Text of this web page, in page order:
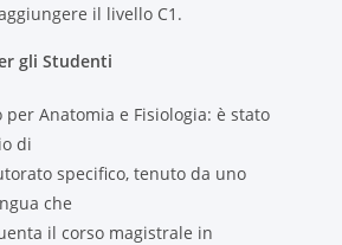
il livello C1.
gli Studenti
Anatomia e Fisiologia: è stato
di
specifico, tenuto da uno
che
il corso magistrale in